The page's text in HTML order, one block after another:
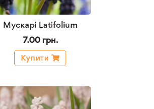
Мускарі Latifolium
7.00 грн.
Купити